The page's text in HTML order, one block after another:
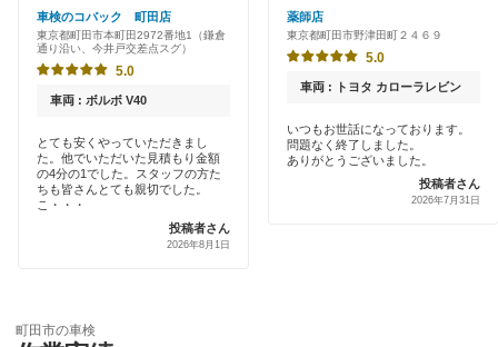
国立市
小金井市
国分寺市
小平市
狛江市
調布市
早割りあり
代車あり
アップル車検
オートバックス
車検館
出光リテール車検
伊藤忠エネクス
車検のコバック
車検のコバック 町田店
東京都町田市本町田2972番地1（鎌倉
通り沿い、今井戸交差点スグ）
5.0
車両 : ボルボ V40
とても安くやっていただきまし
た。他でいただいた見積もり金額
の4分の1でした。スタッフの方た
ちも皆さんとても親切でした。
こ・・・
投稿者さん
2026年8月1日
薬師店
東京都町田市野津田町２４６９
5.0
車両 : トヨタ カローラレビン
いつもお世話になっております。
問題なく終了しました。
ありがとうございました。
投稿者さん
2026年7月31日
町田市の車検